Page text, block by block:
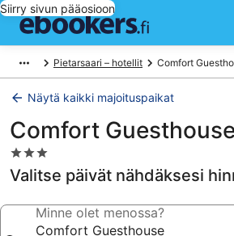
Siirry sivun pääosioon
Pietarsaari – hotellit Comfort
Näytä kaikki majoituspaikat
Comfort
3.0
tähden
majoituspaikka
Valitse päivät nähdäksesi
Minne olet menossa?
Comfort Guesthouse